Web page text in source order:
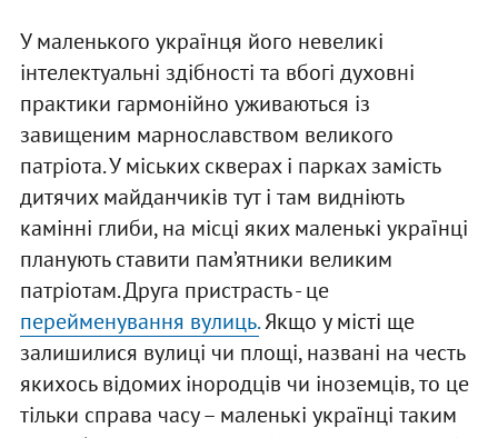
У маленького українця його невеликі
інтелектуальні здібності та вбогі духовні
практики гармонійно уживаються із
завищеним марнославством великого
патріота. У міських скверах і парках замість
дитячих майданчиків тут і там видніють
камінні глиби, на місці яких маленькі українці
планують ставити пам’ятники великим
патріотам. Друга пристрасть - це
перейменування вулиць.Якщо у місті ще
залишилися вулиці чи площі, названі на честь
якихось відомих інородців чи іноземців, то це
тільки справа часу – маленькі українці таким